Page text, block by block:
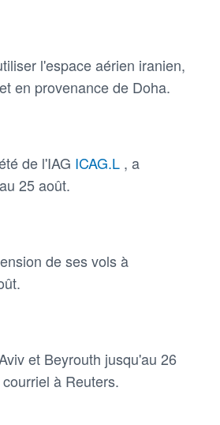
l'espace aérien iranien,
en provenance de Doha.
de l'IAG ICAG.L , a
25 août.
de ses vols à
et Beyrouth jusqu'au 26
à Reuters.